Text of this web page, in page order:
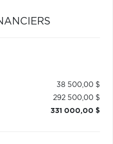
38 500,00 $
292 500,00 $
331 000,00 $